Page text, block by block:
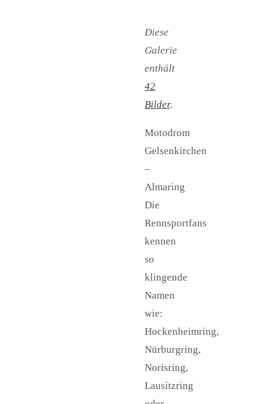
Diese
Galerie
enthält
42
Bilder.
Motodrom
Gelsenkirchen
–
Almaring
Die
Rennsportfans
kennen
so
klingende
Namen
wie:
Hockenheimring,
Nürburgring,
Norisring,
Lausitzring